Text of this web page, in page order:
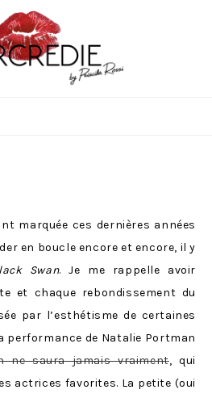
marquée ces dernières années
en boucle encore et encore, il y
Swan. Je me rappelle avoir
et chaque rebondissement du
par l’esthétisme de certaines
performance de Natalie Portman
ne saura jamais vraiment, qui
actrices favorites. La petite (oui